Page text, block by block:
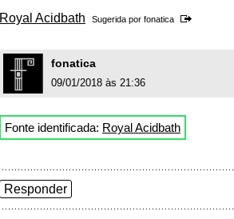
Royal Acidbath Sugerida por fonatica
fonatica
09/01/2018 às 21:36
Fonte identificada: Royal Acidbath
Responder